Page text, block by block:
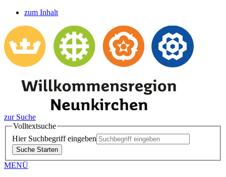
zum Inhalt
zur Suche
Volltextsuche
Hier Suchbegriff eingeben
Suche Starten
MENÜ